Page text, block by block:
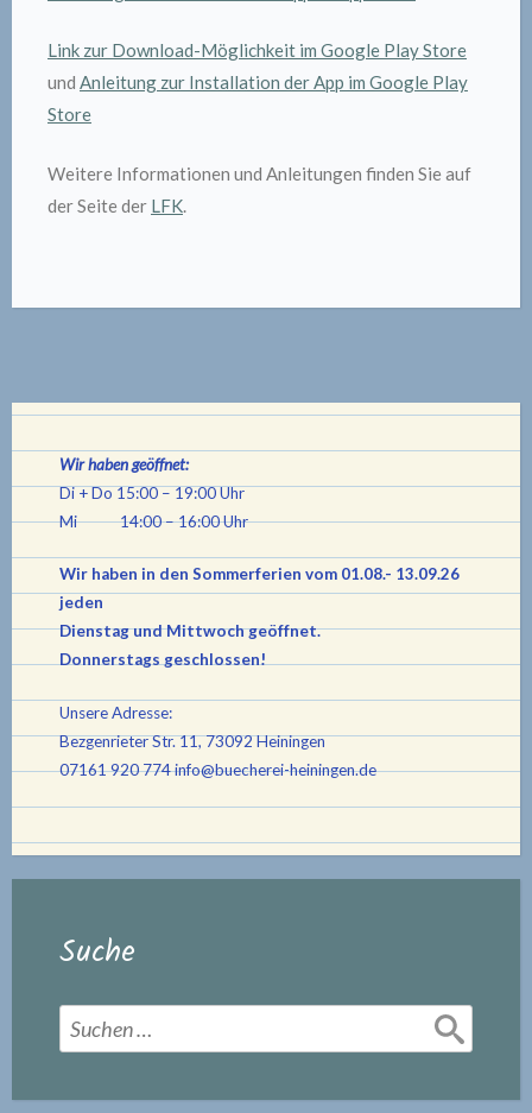
Link zur Download-Möglichkeit im Google Play Store
und Anleitung zur Installation der App im Google Play
Store
Weitere Informationen und Anleitungen finden Sie auf
der Seite der LFK
Wir haben geöffnet:
Di + Do 15:00 – 19:00 Uhr
Mi 14:00 – 16:00 Uhr
Wir haben in den Sommerferien vom 01.08.- 13.09.26
jeden
Dienstag und Mittwoch geöffnet.
Donnerstags geschlossen!
Unsere Adresse:
Bezgenrieter Str. 11, 73092 Heiningen
07161 920 774info@buecherei-heiningen.de
Suche
Suchen
nach: